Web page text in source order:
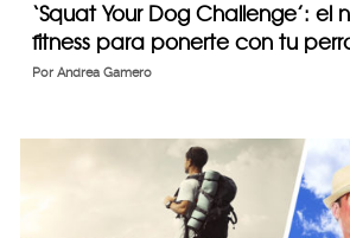
‘Squat Your Dog Challenge’: el
fitness para ponerte con tu
Por Andrea Gamero